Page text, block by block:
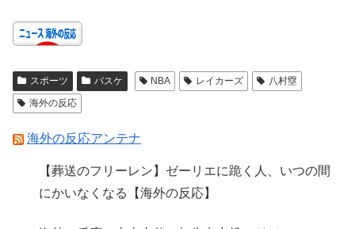
スポーツ バスケ NBA レイカーズ
八村塁
海外の反応
海外の反応アンテナ
【葬送のフリーレン】ゼーリエに跪く人、いつの間
にかいなくなる【海外の反応】